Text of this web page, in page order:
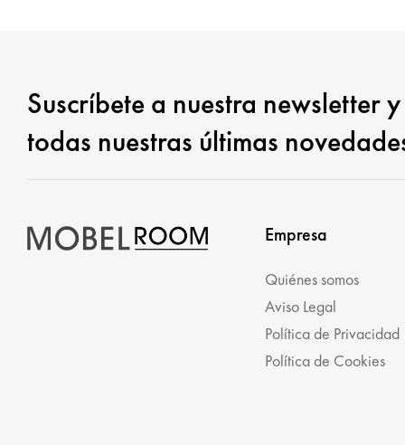
Suscríbete a nuestra newsletter
todas nuestras últimas
Empresa
Quiénes somos
Aviso Legal
Política de Privacidad
Política de Cookies